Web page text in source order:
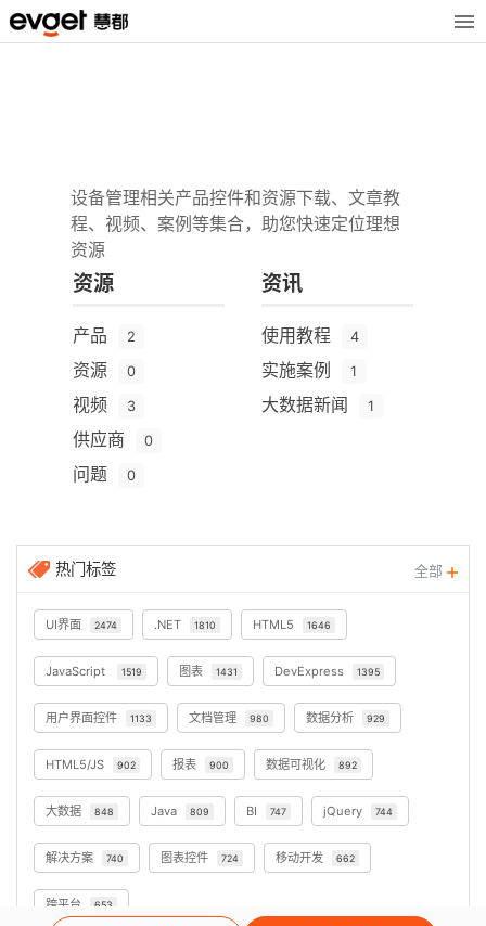
设备管理相关产品控件和资源下载、文章教
程、视频、案例等集合，助您快速定位理想
资源
资源
产品 2
资源 0
视频 3
供应商 0
问题 0
资讯
使用教程 4
实施案例 1
大数据新闻 1
热门标签 全部
UI界面 2474 .NET 1810 HTML5 1646
JavaScript 1519 图表 1431 DevExpress 1395
用户界面控件 1133 文档管理 980 数据分析 929
HTML5/JS 902 报表 900 数据可视化 892
大数据 848 Java 809 BI 747 jQuery 744
解决方案 740 图表控件 724 移动开发 662
跨平台 653